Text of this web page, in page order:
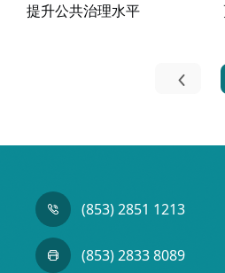
提升公共治理水平
(853) 2851 1213
(853) 2833 8089